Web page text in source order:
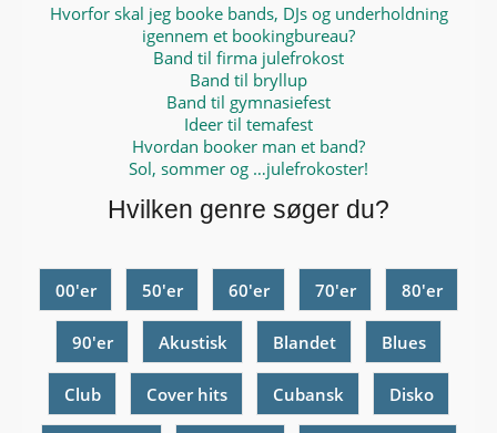
Hvorfor skal jeg booke bands, DJs og underholdning
igennem et bookingbureau?
Band til firma julefrokost
Band til bryllup
Band til gymnasiefest
Ideer til temafest
Hvordan booker man et band?
Sol, sommer og …julefrokoster!
Hvilken genre søger du?
00'er 50'er 60'er 70'er 80'er
90'er Akustisk Blandet Blues
Club Cover hits Cubansk Disko